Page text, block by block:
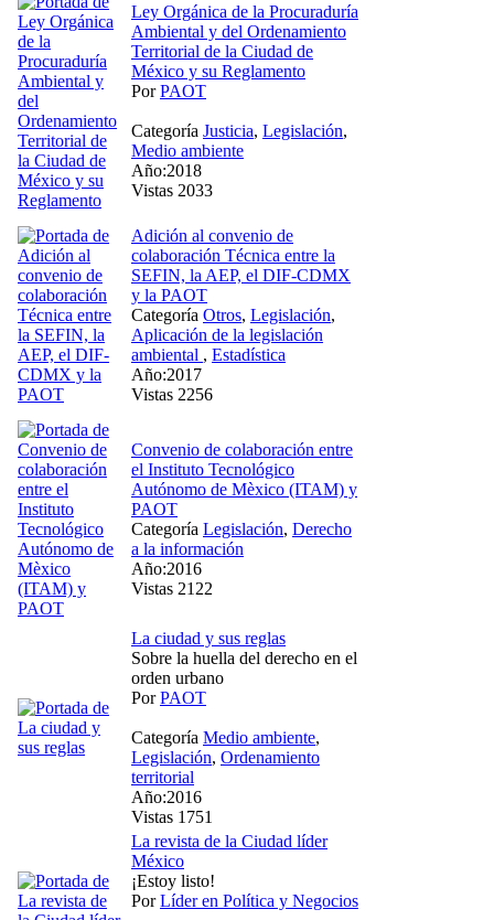
Ley Orgánica de la Procuraduría
Ambiental y del Ordenamiento
Territorial de la Ciudad de
México y su Reglamento
PorPAOT
Categoría Justicia, Legislación,
Medio ambiente
Año:2018
Vistas 2033
Adición al convenio de
colaboración Técnica entre la
SEFIN, la AEP, el DIF-CDMX
y la PAOT
Categoría Otros, Legislación,
Aplicación de la legislación
ambiental , Estadística
Año:2017
Vistas 2256
Convenio de colaboración entre
el Instituto Tecnológico
Autónomo de Mèxico (ITAM) y
PAOT
Categoría Legislación, Derecho
a la información
Año:2016
Vistas 2122
La ciudad y sus reglas
Sobre la huella del derecho en el
orden urbano
PorPAOT
Categoría Medio ambiente,
Legislación, Ordenamiento
territorial
Año:2016
Vistas 1751
La revista de la Ciudad líder
México
¡Estoy listo!
PorLíder en Política y Negocios